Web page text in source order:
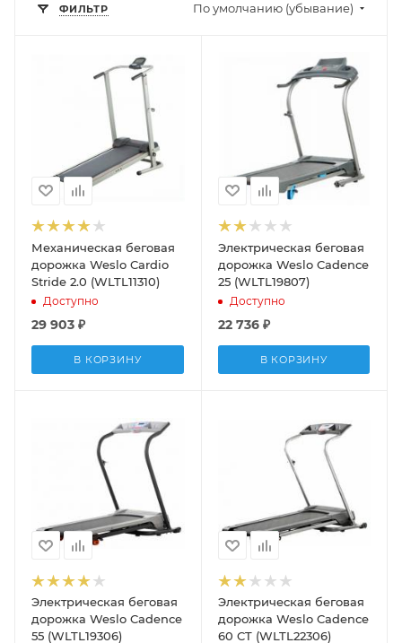
ФИЛЬТР По умолчанию (убывание)
Механическая беговая
дорожка Weslo Cardio
Stride 2.0 (WLTL11310)
Доступно
29 903 ₽
В КОРЗИНУ
Электрическая беговая
дорожка Weslo Cadence
25 (WLTL19807)
Доступно
22 736₽
В КОРЗИНУ
Электрическая беговая
дорожка Weslo Cadence
55 (WLTL19306)
Электрическая беговая
дорожка Weslo Cadence
60 CT (WLTL22306)